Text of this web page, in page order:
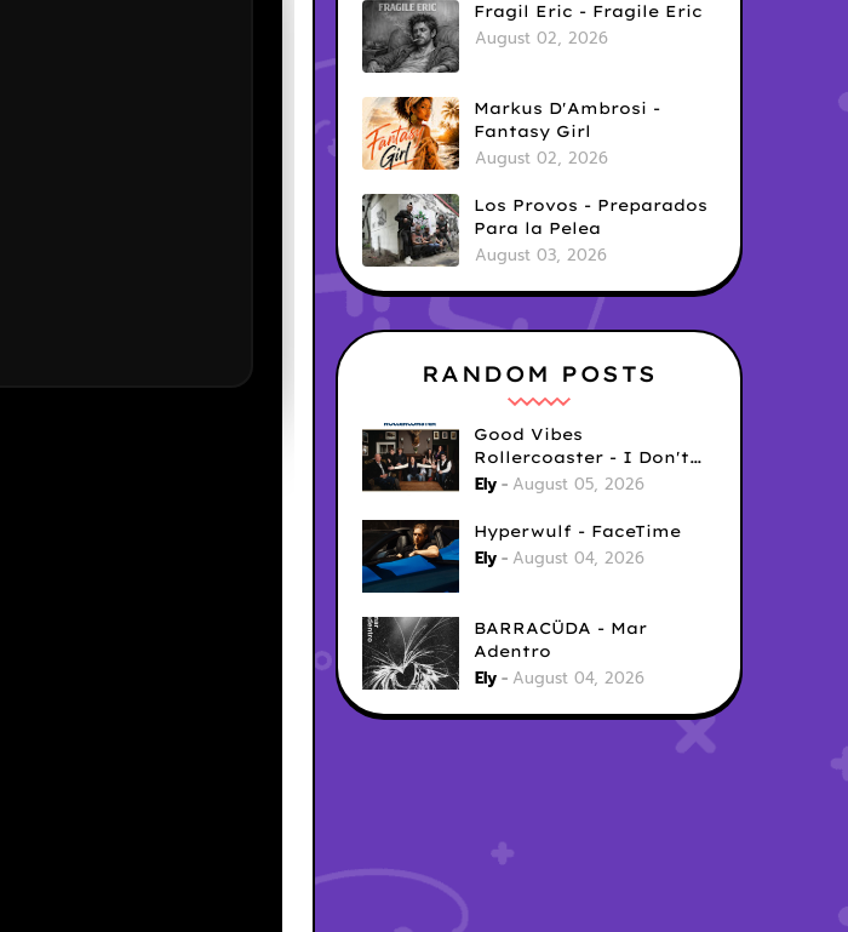
Fragil Eric - Fragile Eric
August 02, 2026
Markus D'Ambrosi -
Fantasy Girl
August 02, 2026
Los Provos - Preparados
Para la Pelea
August 03, 2026
RANDOM POSTS
Good Vibes
Rollercoaster - I Don't
Care
Ely August 05, 2026
Hyperwulf - FaceTime
Ely August 04, 2026
BARRACÜDA - Mar
Adentro
Ely August 04, 2026